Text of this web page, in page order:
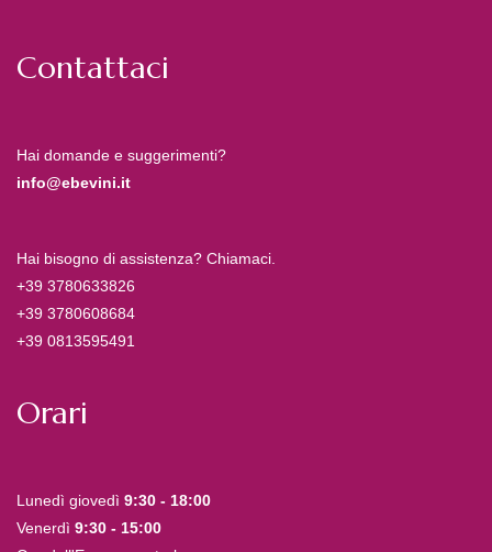
Contattaci
Hai domande e suggerimenti?
info@ebevini.it
Hai bisogno di assistenza? Chiamaci.
+39 3780633826
+39 3780608684
+39 0813595491
Orari
Lunedì giovedì 9:30 - 18:00
Venerdì 9:30 - 15:00